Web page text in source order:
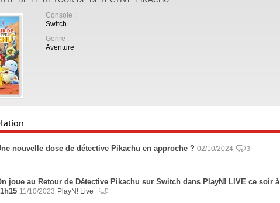
Console :
Switch
Genre :
Aventure
nouvelle dose de détective Pikachu en approche ? 02/10/2024 3
joue au Retour de Détective Pikachu sur Switch dans PlayN! LIVE ce soir à
11/10/2023 PlayN! Live